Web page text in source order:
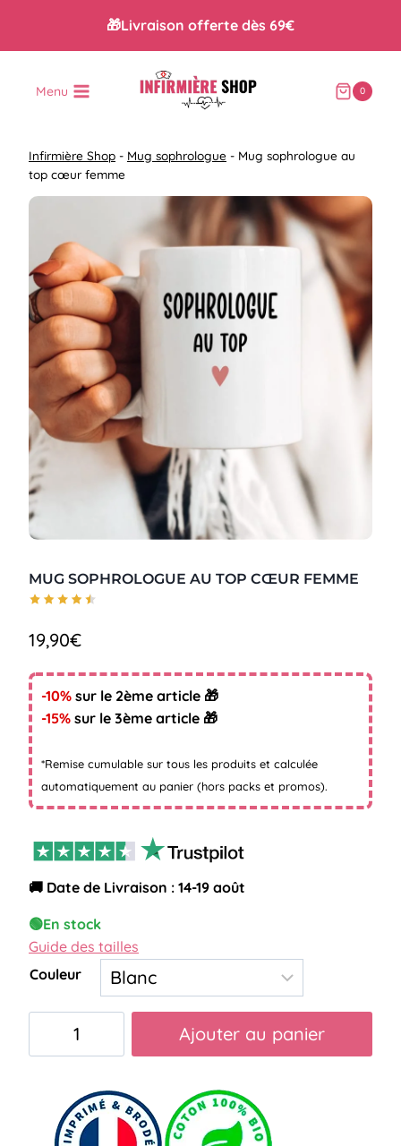
contenu
🎁Livraison offerte dès 69€
Menu 0
Infirmière Shop - Mug sophrologue - Mug sophrologue au
top cœur femme
MUG SOPHROLOGUE AU TOP CŒUR FEMME
19,90€
-10% sur le 2ème article 🎁
-15% sur le 3ème article 🎁
*Remise cumulable sur tous les produits et calculée
automatiquement au panier (hors packs et promos).
🚚 Date de Livraison : 14-19 août
🟢En stock
Guide des tailles
Couleur
sophrologue
Ajouter au panier